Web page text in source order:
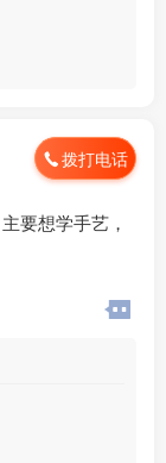
拨打电话
要想学手艺，